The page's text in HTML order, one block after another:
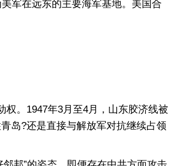
军在远东的主要海军基地。美国合
。1947年3月至4月，山东胶济线被
岛?还是直接与解放军对抗继续占领